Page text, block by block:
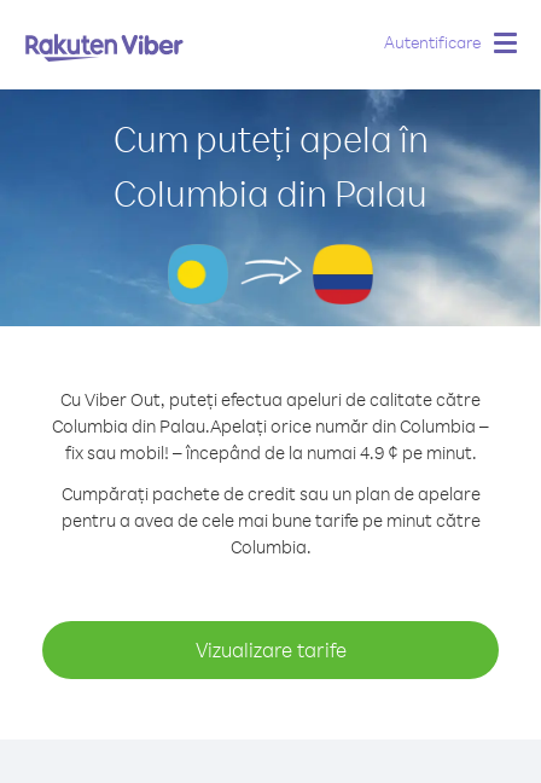
Autentificare
Cum puteți apela în
Columbia din Palau
Cu Viber Out, puteți efectua apeluri de calitate către
Columbia din Palau.Apelați orice număr din Columbia –
fix sau mobil! – începând de la numai 4.9 ¢ pe minut.
Cumpărați pachete de credit sau un plan de apelare
pentru a avea de cele mai bune tarife pe minut către
Columbia.
Vizualizare tarife